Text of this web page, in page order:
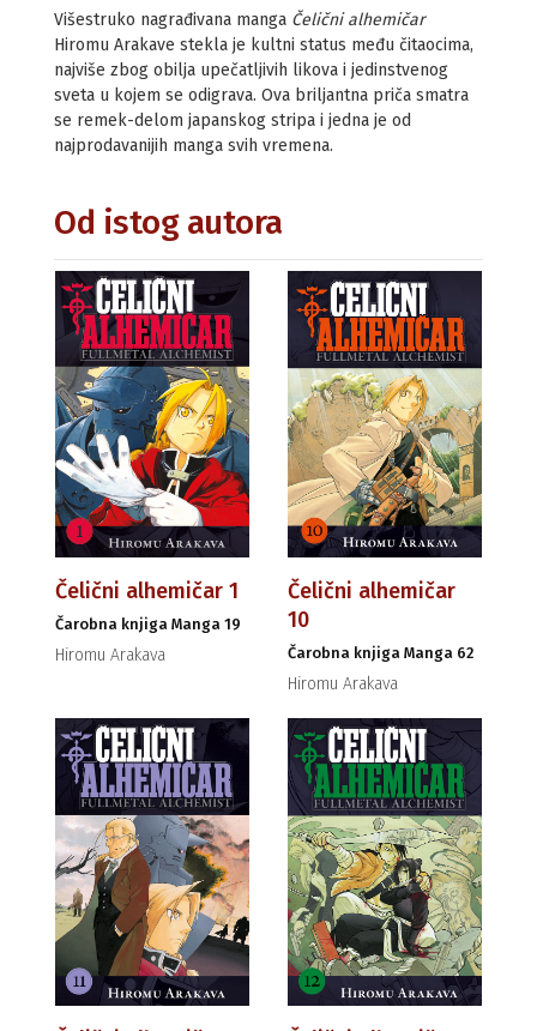
Višestruko nagrađivana manga Čelični alhemičar
Hiromu Arakave stekla je kultni status među čitaocima,
najviše zbog obilja upečatljivih likova i jedinstvenog
sveta u kojem se odigrava. Ova briljantna priča smatra
se remek-delom japanskog stripa i jedna je od
najprodavanijih manga svih vremena.
Od istog autora
Čelični alhemičar 1
Čarobna knjiga Manga 19
Hiromu Arakava
Čelični alhemičar
10
Čarobna knjiga Manga 62
Hiromu Arakava